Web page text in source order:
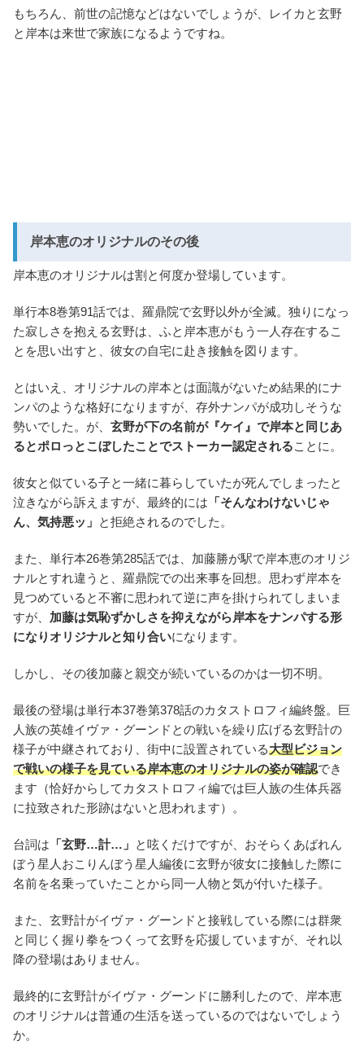
もちろん、前世の記憶などはないでしょうが、レイカと玄野
と岸本は来世で家族になるようですね。
岸本恵のオリジナルのその後
岸本恵のオリジナルは割と何度か登場しています。
単行本8巻第91話では、羅鼎院で玄野以外が全滅。独りになっ
た寂しさを抱える玄野は、ふと岸本恵がもう一人存在するこ
とを思い出すと、彼女の自宅に赴き接触を図ります。
とはいえ、オリジナルの岸本とは面識がないため結果的にナ
ンパのような格好になりますが、存外ナンパが成功しそうな
勢いでした。が、 玄野が下の名前が『ケイ』で岸本と同じあ
るとポロっとこぼしたことでストーカー認定されることに。
彼女と似ている子と一緒に暮らしていたが死んでしまったと
泣きながら訴えますが、最終的には 「そんなわけないじゃ
ん、気持悪ッ」 と拒絶されるのでした。
また、単行本26巻第285話では、加藤勝が駅で岸本恵のオリジ
ナルとすれ違うと、羅鼎院での出来事を回想。思わず岸本を
見つめていると不審に思われて逆に声を掛けられてしまいま
すが、 加藤は気恥ずかしさを抑えながら岸本をナンパする形
になりオリジナルと知り合いになります。
しかし、その後加藤と親交が続いているのかは一切不明。
最後の登場は単行本37巻第378話のカタストロフィ編終盤。巨
人族の英雄イヴァ・グーンドとの戦いを繰り広げる玄野計の
様子が中継されており、街中に設置されている大型ビジョン
で戦いの様子を見ている岸本恵のオリジナルの姿が確認でき
ます（恰好からしてカタストロフィ編では巨人族の生体兵器
に拉致された形跡はないと思われます）。
台詞は 「玄野…計…」 と呟くだけですが、おそらくあばれん
ぼう星人おこりんぼう星人編後に玄野が彼女に接触した際に
名前を名乗っていたことから同一人物と気が付いた様子。
また、玄野計がイヴァ・グーンドと接戦している際には群衆
と同じく握り拳をつくって玄野を応援していますが、それ以
降の登場はありません。
最終的に玄野計がイヴァ・グーンドに勝利したので、岸本恵
のオリジナルは普通の生活を送っているのではないでしょう
か。